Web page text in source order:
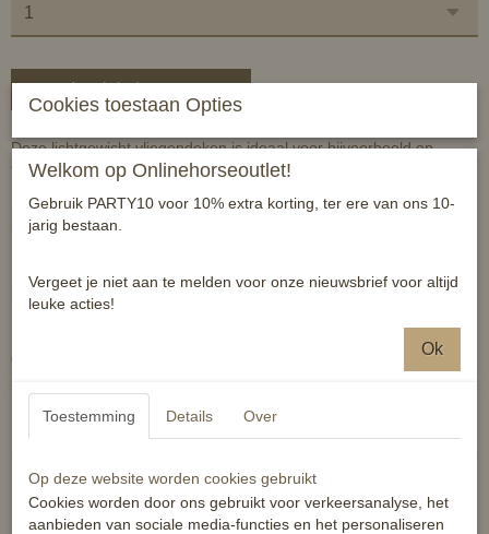
In winkelwagen
Deze lichtgewicht vliegendeken is ideaal voor bijvoorbeeld op
transport.
Scheurvast, beschermt het paard tegen vliegen en andere
insecten.
met blauwe bies.
droogtrommel
Reacties
Cookies toestaan Opties
Welkom op Onlinehorseoutlet!
Gebruik PARTY10 voor 10% extra korting, ter ere van ons 10-
jarig bestaan.
Vergeet je niet aan te melden voor onze nieuwsbrief voor altijd
leuke acties!
Ok
Toestemming Details Over
Op deze website worden cookies gebruikt
Cookies worden door ons gebruikt voor verkeersanalyse, het
aanbieden van sociale media-functies en het personaliseren